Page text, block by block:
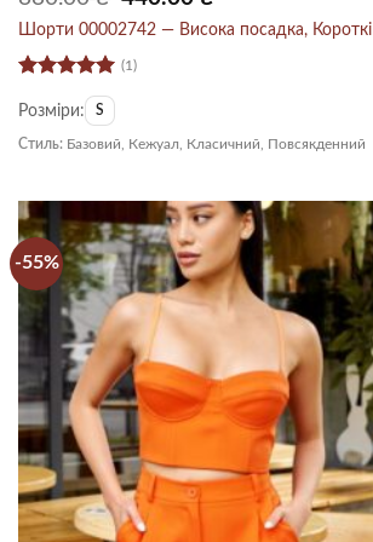
ціна:
880.00 ₴.
440.00 ₴.
Шорти 00002742 — Висока посадка, Короткі
Оцінено в
5з 5
(1)
Розміри: S
Стиль: Базовий, Кежуал, Класичний, Повсякденний
-55%